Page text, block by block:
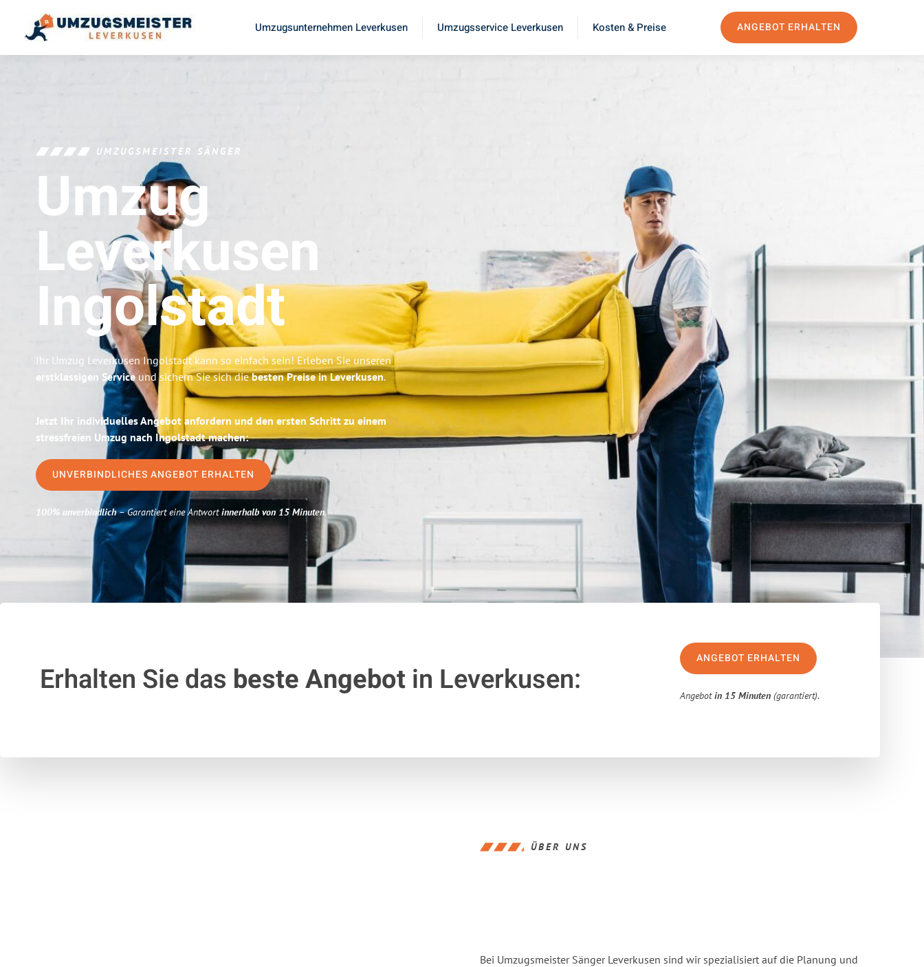
Umzugsunternehmen Leverkusen Umzugsservice Leverkusen Kosten & Preise ANGEBOT ERHALTEN
UMZUGSMEISTER SÄNGER
Umzug
Leverkusen
Ingolstadt
Ihr Umzug Leverkusen Ingolstadt kann so einfach sein! Erleben Sie unseren
erstklassigen Serviceund sichern Sie sich diebesten Preise in Leverkusen.
Jetzt Ihr individuelles Angebot anfordern und den ersten Schritt zu einem
stressfreien Umzug nach Ingolstadt machen:
UNVERBINDLICHES ANGEBOT ERHALTEN
100% unverbindlich– Garantiert eine Antwortinnerhalb von 15 Minuten.
Erhalten Sie das beste Angebotin Leverkusen:
ANGEBOT ERHALTEN
Angebotin 15 Minuten (garantiert).
ÜBER UNS
Bei Umzugsmeister Sänger Leverkusen sind wir spezialisiert auf die Planung und